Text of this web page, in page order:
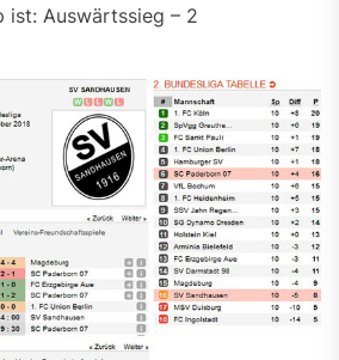
ist: Auswärtssieg – 2